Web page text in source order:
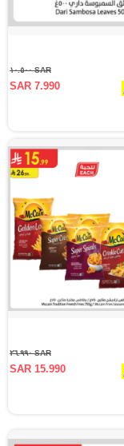
SAR ١٠.٥٠٠
SAR 7.990
SAR ٢٦.٩٩٠
SAR 15.990